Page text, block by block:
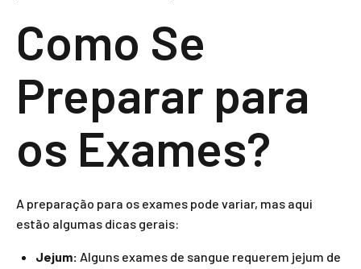
Como Se
Preparar para
os Exames?
A preparação para os exames pode variar, mas aqui
estão algumas dicas gerais:
Jejum: Alguns exames de sangue requerem jejum de